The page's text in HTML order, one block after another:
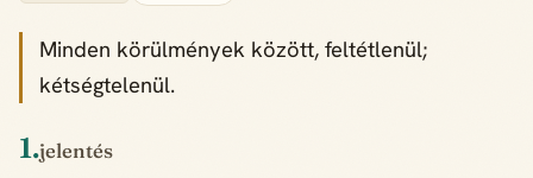
Minden körülmények között, feltétlenül;
kétségtelenül.
1.jelentés